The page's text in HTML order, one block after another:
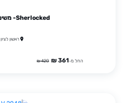
Sherlocked- משימת שרלוק
ראשון לציון
החל מ-361 ₪
420 ₪